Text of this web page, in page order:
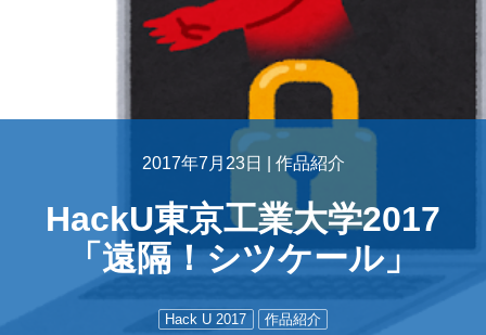
2017年7月23日 | 作品紹介
HackU東京工業大学2017
「遠隔！シツケール」
Hack U 2017 作品紹介